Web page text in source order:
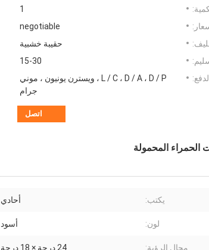
1
negotiable
حقيبة خشبية
15-30
L / C ، D / A ، D / P ، ويسترن يونيون ، موني
جرام
اتصل
الحمراء المحمولة
يكتب: أحادي
لون: أسود
مجال الرؤية: 24 درجة × 18 درجة